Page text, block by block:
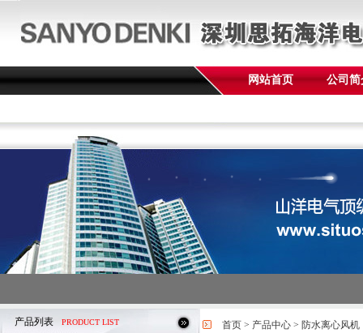
网站首页 公司简
产品列表 PRODUCT LIST 首页 > 产品中心 > 防水离心风机